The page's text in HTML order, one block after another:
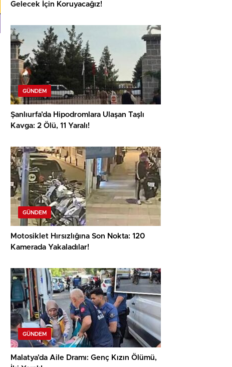
Gelecek İçin Koruyacağız!
GÜNDEM
Şanlıurfa’da Hipodromlara Ulaşan Taşlı
Kavga: 2 Ölü, 11 Yaralı!
GÜNDEM
Motosiklet Hırsızlığına Son Nokta: 120
Kamerada Yakaladılar!
GÜNDEM
Malatya’da Aile Dramı: Genç Kızın Ölümü,